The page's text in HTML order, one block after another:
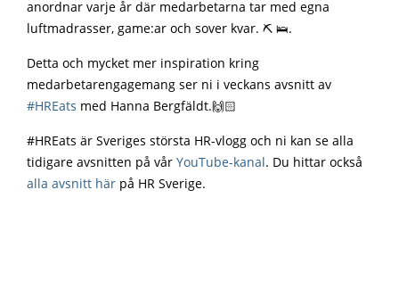
anordnar varje år där medarbetarna tar med egna
luftmadrasser, game:ar och sover kvar. ⛏ 🛌.
Detta och mycket mer inspiration kring
medarbetarengagemang ser ni i veckans avsnitt av
#HREats med Hanna Bergfäldt.🙌🏻
#HREats är Sveriges största HR-vlogg och ni kan se alla
tidigare avsnitten på vår YouTube-kanal. Du hittar också
alla avsnitt här på HR Sverige.